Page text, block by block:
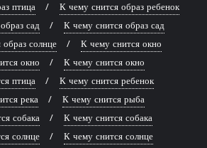
птица
К чему снится образ ребенок
сад
К чему снится образ сад
солнце
К чему снится окно
окно
К чему снится окно
птица
К чему снится ребенок
река
К чему снится рыба
собака
К чему снится собака
солнце
К чему снится солнце